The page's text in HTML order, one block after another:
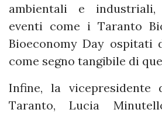
ambientali e
eventi come i Taranto
Bioeconomy Day ospitati
come segno tangibile di
Infine, la vicepresidente
Taranto, Lucia